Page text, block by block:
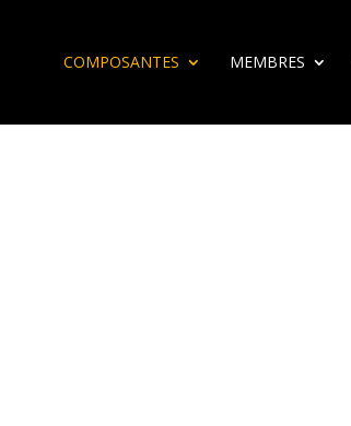
COMPOSANTES MEMBRES